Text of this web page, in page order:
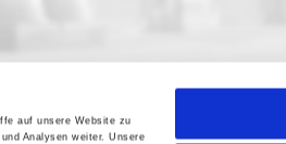
auf unsere Website zu
Analysen weiter. Unsere